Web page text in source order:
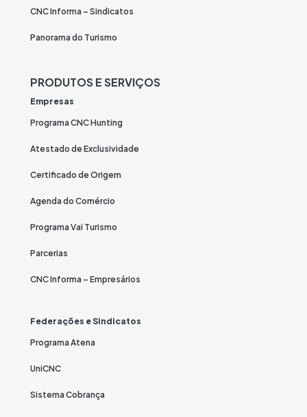
CNC Informa – Sindicatos
Panorama do Turismo
PRODUTOS E SERVIÇOS
Empresas
Programa CNC Hunting
Atestado de Exclusividade
Certificado de Origem
Agenda do Comércio
Programa Vai Turismo
Parcerias
CNC Informa – Empresários
Federações e Sindicatos
Programa Atena
UniCNC
Sistema Cobrança